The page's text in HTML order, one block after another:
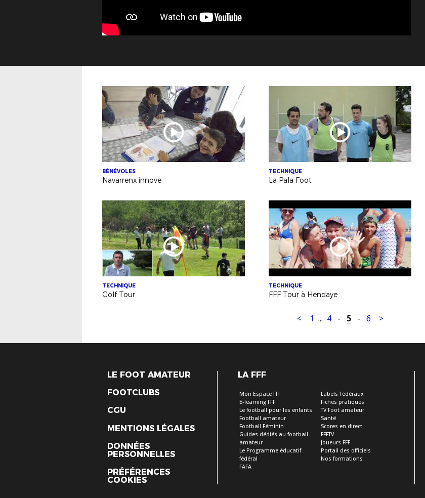
BÉNÉVOLES
Navarrenx innove
TECHNIQUE
La Pala Foot
TECHNIQUE
Golf Tour
TECHNIQUE
FFF Tour à Hendaye
< 1 ... 4 - 5 - 6 >
LE FOOT AMATEUR
FOOTCLUBS
CGU
MENTIONS LÉGALES
DONNÉES
PERSONNELLES
PRÉFÉRENCES
COOKIES
LA FFF
Mon Espace FFF
E-learning FFF
Le football pour les enfants
Football amateur
Football Féminin
Guides dédiés au football
amateur
Le Programme éducatif
fédéral
FAFA
Labels Fédéraux
Fiches pratiques
TV Foot amateur
Santé
Scores en direct
FFFTV
Joueurs FFF
Portail des officiels
Nos formations